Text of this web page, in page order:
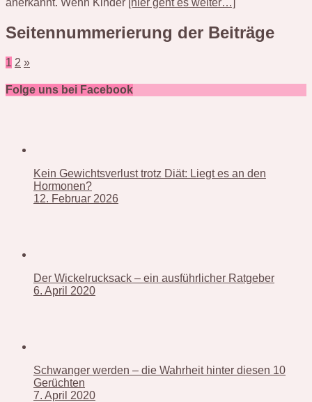
anerkannt. Wenn Kinder [hier geht es weiter…]
Seitennummerierung der Beiträge
1 2 »
Folge uns bei Facebook
Kein Gewichtsverlust trotz Diät: Liegt es an den
Hormonen?
12. Februar 2026
Der Wickelrucksack – ein ausführlicher Ratgeber
6. April 2020
Schwanger werden – die Wahrheit hinter diesen 10
Gerüchten
7. April 2020